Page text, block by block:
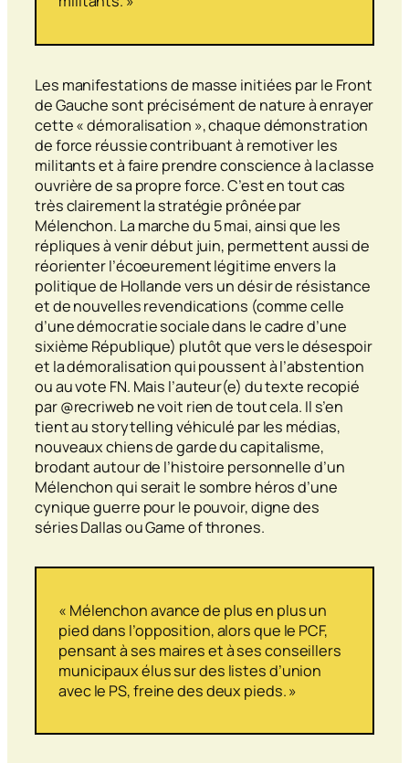
Les manifestations de masse initiées par le Front
de Gauche sont précisément de nature à enrayer
cette « démoralisation », chaque démonstration
de force réussie contribuant à remotiver les
militants et à faire prendre conscience à la classe
ouvrière de sa propre force. C’est en tout cas
très clairement la stratégie prônée par
Mélenchon. La marche du 5 mai, ainsi que les
répliques à venir début juin, permettent aussi de
réorienter l’écoeurement légitime envers la
politique de Hollande vers un désir de résistance
et de nouvelles revendications (comme celle
d’une démocratie sociale dans le cadre d’une
sixième République) plutôt que vers le désespoir
et la démoralisation qui poussent à l’abstention
ou au vote FN. Mais l’auteur(e) du texte recopié
par @recriweb ne voit rien de tout cela. Il s’en
tient au storytellingvéhiculé par les médias,
nouveaux chiens de garde du capitalisme,
brodant autour de l’histoire personnelle d’un
Mélenchon qui serait le sombre héros d’une
cynique guerre pour le pouvoir, digne des
sériesDallasouGame of thrones.
« Mélenchon avance de plus en plus un
pied dans l’opposition, alors que le PCF,
pensant à ses maires et à ses conseillers
municipaux élus sur des listes d’union
avec le PS, freine des deux pieds. »